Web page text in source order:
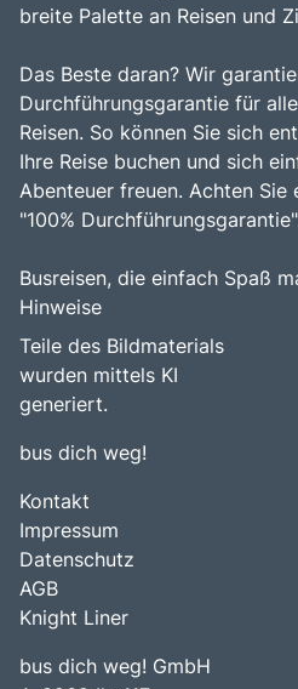
breite Palette an Reisen und
Das Beste daran? Wir
Durchführungsgarantie für
Reisen. So können Sie sich
Ihre Reise buchen und sich
Abenteuer freuen. Achten Sie
"100%
Busreisen, die einfach Spaß
Hinweise
Teile des Bildmaterials
wurden mittels KI
generiert.
bus dich weg!
Kontakt
Impressum
Datenschutz
AGB
Knight Liner
bus dich weg! GmbH